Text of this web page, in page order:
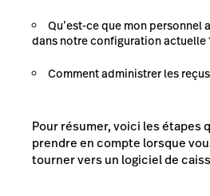
Qu’est-ce que mon personnel
dans notre configuration actuelle
Comment administrer les
Pour résumer, voici les étapes
prendre en compte lorsque
tourner vers un logiciel de